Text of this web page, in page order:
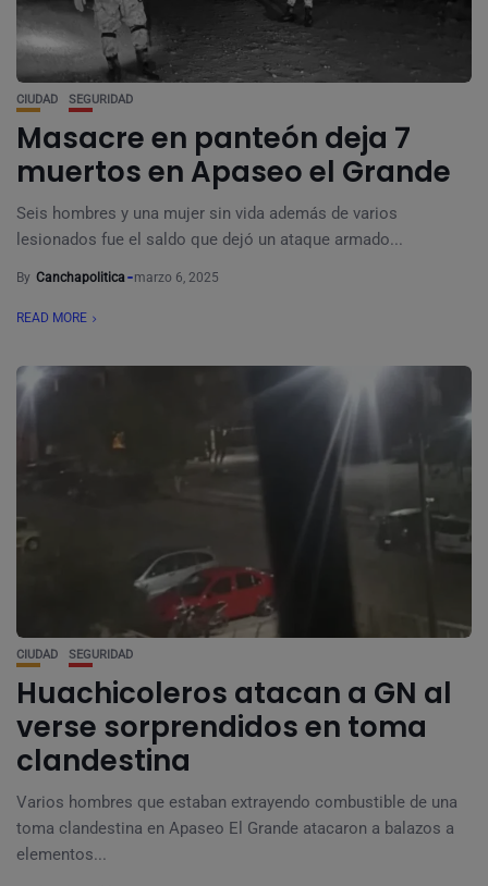
CIUDAD SEGURIDAD
Masacre en panteón deja 7
muertos en Apaseo el Grande
Seis hombres y una mujer sin vida además de varios
lesionados fue el saldo que dejó un ataque armado...
By Canchapolitica marzo 6, 2025
READ MORE
CIUDAD SEGURIDAD
Huachicoleros atacan a GN al
verse sorprendidos en toma
clandestina
Varios hombres que estaban extrayendo combustible de una
toma clandestina en Apaseo El Grande atacaron a balazos a
elementos...